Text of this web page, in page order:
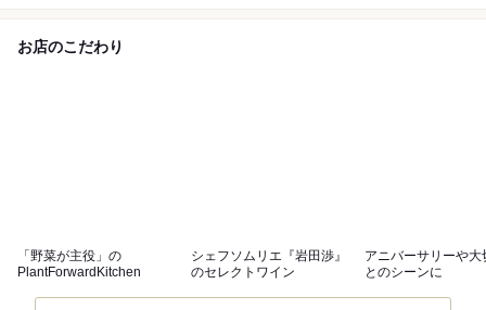
お店のこだわり
「野菜が主役」の
PlantForwardKitchen
シェフソムリエ『岩田渉』
のセレクトワイン
アニバーサリーや大
とのシーンに